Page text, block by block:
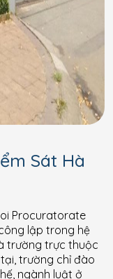
Sát Hà
Procuratorate
lập trong hệ
trường trực thuộc
trường chỉ đào
ngành luật ở